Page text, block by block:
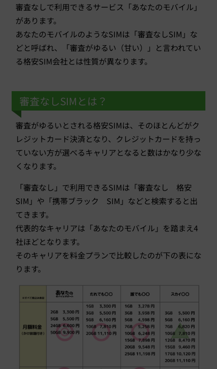
審査なしで利用できるサービス「あなたのモバイル」
があります。
あなたのモバイルのようなSIMは「審査なしSIM」な
どと呼ばれ、「審査がゆるい（甘い）」と言われてい
る格安SIM会社とは性質が異なります。
審査なしSIMとは？
審査がゆるいとされる格安SIMは、そのほとんどがク
レジットカード決済となり、クレジットカードを持っ
ていない方が選べるキャリアとなると数はかなり少な
くなります。
「審査なし」で利用できるSIMは「審査なし 格安
SIM」や「携帯ブラック SIM」などと検索すると出
てきます。
代表的なキャリアは「あなたのモバイル」を踏まえ4
社ほどとなります。
そのキャリアを料金プランで比較したのが下の表にな
ります。